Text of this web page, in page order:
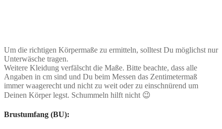
Um die richtigen Körpermaße zu ermitteln, solltest Du möglichst nur
Unterwäsche tragen.
Weitere Kleidung verfälscht die Maße. Bitte beachte, dass alle
Angaben in cm sind und Du beim Messen das Zentimetermaß
immer waagerecht und nicht zu weit oder zu einschnürend um
Deinen Körper legst. Schummeln hilft nicht 😉
Brustumfang (BU):